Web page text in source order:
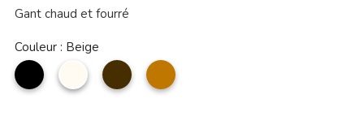
Gant chaud et fourré
Couleur : Beige
noir Beige Café camel